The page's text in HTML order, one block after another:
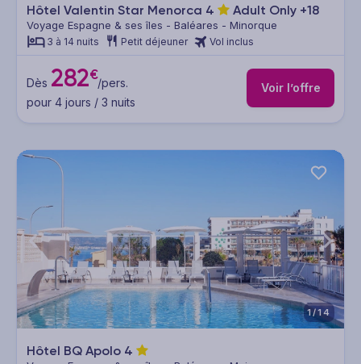
Hôtel Valentin Star Menorca 4 Adult Only +18
Voyage Espagne & ses îles - Baléares - Minorque
3 à 14 nuits Petit déjeuner Vol inclus
Dès 282€/pers.
pour 4 jours / 3 nuits
Voir l’offre
1/14
Hôtel BQ Apolo 4